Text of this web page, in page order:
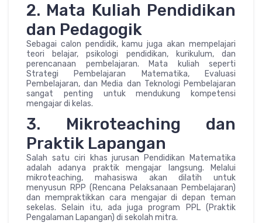
2. Mata Kuliah Pendidikan
dan Pedagogik
Sebagai calon pendidik, kamu juga akan mempelajari
teori belajar, psikologi pendidikan, kurikulum, dan
perencanaan pembelajaran. Mata kuliah seperti
Strategi Pembelajaran Matematika, Evaluasi
Pembelajaran, dan Media dan Teknologi Pembelajaran
sangat penting untuk mendukung kompetensi
mengajar di kelas.
3. Mikroteaching dan
Praktik Lapangan
Salah satu ciri khas jurusan Pendidikan Matematika
adalah adanya praktik mengajar langsung. Melalui
mikroteaching, mahasiswa akan dilatih untuk
menyusun RPP (Rencana Pelaksanaan Pembelajaran)
dan mempraktikkan cara mengajar di depan teman
sekelas. Selain itu, ada juga program PPL (Praktik
Pengalaman Lapangan) di sekolah mitra.